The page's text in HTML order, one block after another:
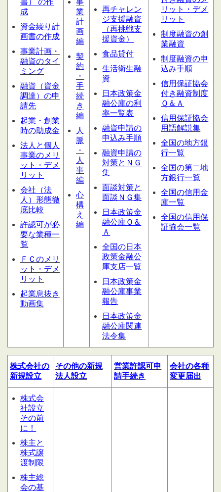
成
資金繰り計
画書の作成
事業計画・
融資のタイ
ミング
融資（資金
調達）の申
請先
起業・創業
時の助成金
法人と個人
事業のメリ
ット・デメ
リット
会社（法
人）形態徹
底比較
許認可が必
要な業種一
覧
ＦＣのメリ
ット・デメ
リット
起業息抜き
動画集
業
計
画
編
契
約
・
手
続
き
編
人
脈
・
人
事
編
心
構
え
編
再チャレン
ジ支援融資
（再挑戦支
援資金）
食品貸付
生活衛生融
資
日本政策金
融公庫の利
率一覧表
融資申請の
申込み手順
融資申請の
対策とＮＧ
集
面談対策と
面談ＮＧ集
日本政策金
融公庫Ｑ＆
Ａ
全国の日本
政策金融公
庫支店一覧
日本政策金
融公庫事業
報告
日本政策金
融公庫関連
法令集
リット・デメ
リット
制度融資の創
業融資
制度融資の申
込み手順
信用保証協会
付き融資制度
Ｑ＆Ａ
信用保証協会
用語解説集
全国の地方銀
行一覧
全国の第二地
方銀行一覧
全国の信用金
庫一覧
全国の信用保
証協会一覧
株式会社の
新規設立
その他の新規
法人設立
営業許認可申
請手続き
会社の各種
変更届出
株式会
社設立
その前
に！
株主と
株式譲
渡制限
株主総
会の基